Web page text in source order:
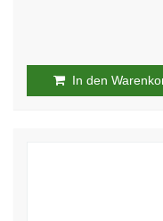
In den